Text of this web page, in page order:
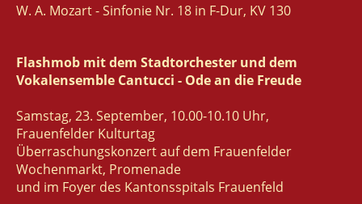
W. A. Mozart - Sinfonie Nr. 18 in F-Dur, KV 130
Flashmob mit dem Stadtorchester und dem
Vokalensemble Cantucci - Ode an die Freude
Samstag, 23. September, 10.00-10.10 Uhr,
Frauenfelder Kulturtag
Überraschungskonzert auf dem Frauenfelder
Wochenmarkt, Promenade
und im Foyer des Kantonsspitals Frauenfeld